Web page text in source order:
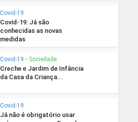
Covid-19
Covid-19: Já são
conhecidas as novas
medidas
Covid-19 • Sociedade
Creche e Jardim de Infância
da Casa da Criança...
Covid-19
Já não é obrigatório usar